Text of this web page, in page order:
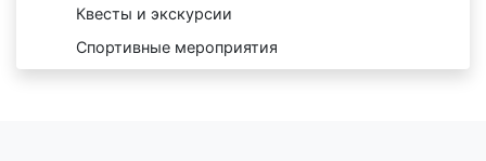
Квесты и экскурсии
Спортивные мероприятия